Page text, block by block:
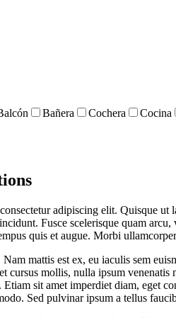
Bañera Cochera Cocina
adipiscing elit. Quisque
Fusce scelerisque quam
quis et augue. Morbi
mattis est ex, eu iaculis sem
cursus mollis, nulla ipsum
sit amet imperdiet diam, eget
Sed pulvinar ipsum a tellus